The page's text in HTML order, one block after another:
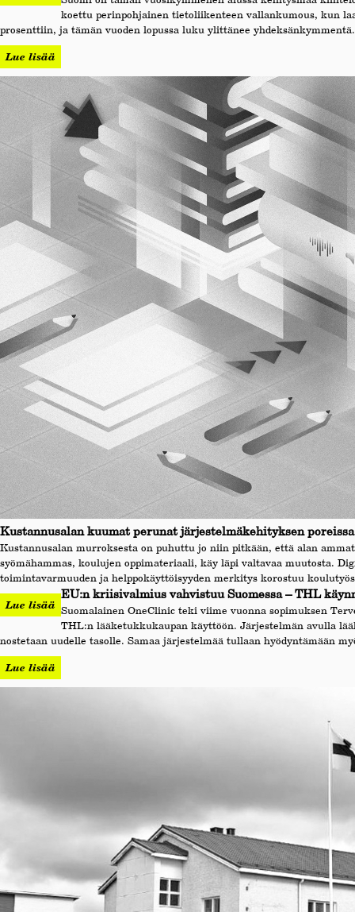
koettu perinpohjainen tietoliikenteen vallankumous, kun
prosenttiin, ja tämän vuoden lopussa luku ylittänee
Lue lisää
Kustannusalan kuumat perunat järjestelmäkehityksen poreissa
Kustannusalan murroksesta on puhuttu jo niin pitkään, että alan
syömähammas, koulujen oppimateriaali, käy läpi valtavaa muutosta.
toimintavarmuuden ja helppokäyttöisyyden merkitys korostuu
Lue lisää
EU:n kriisivalmius vahvistuu Suomessa – THL
Suomalainen OneClinic teki viime vuonna sopimuksen
THL:n lääketukkukaupan käyttöön. Järjestelmän avulla
nostetaan uudelle tasolle. Samaa järjestelmää tullaan hyödyntämään
Lue lisää